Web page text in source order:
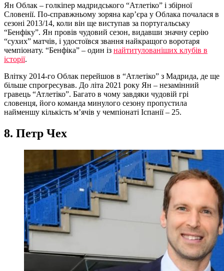
Ян Облак – голкіпер мадридського “Атлетіко” і збірної
Словенії. По-справжньому зоряна кар’єра у Облака почалася в
сезоні 2013/14, коли він ще виступав за португальську
“Бенфіку”. Ян провів чудовий сезон, видавши значну серію
“сухих” матчів, і удостоївся звання найкращого воротаря
чемпіонату. “Бенфіка” – один із найтитулованіших клубів в
історії.
Влітку 2014-го Облак перейшов в “Атлетіко” з Мадрида, де ще
більше спрогресував. До літа 2021 року Ян – незамінний
гравець “Атлетіко”. Багато в чому завдяки чудовій грі
словенця, його команда минулого сезону пропустила
найменшу кількість м’ячів у чемпіонаті Іспанії – 25.
8. Петр Чех